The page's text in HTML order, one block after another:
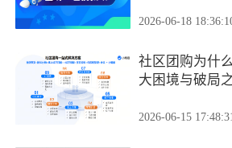
2026-06-18
社区团购为什
大困境与破局
2026-06-15